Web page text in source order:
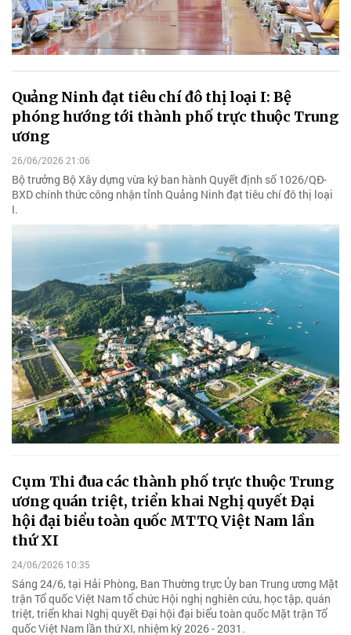
Quảng Ninh đạt tiêu chí đô thị loại I: Bệ
phóng hướng tới thành phố trực thuộc Trung
ương
26/06/2026 21:06
Bộ trưởng Bộ Xây dựng vừa ký ban hành Quyết định số 1026/QĐ-
BXD chính thức công nhận tỉnh Quảng Ninh đạt tiêu chí đô thị loại
I.
Cụm Thi đua các thành phố trực thuộc Trung
ương quán triệt, triển khai Nghị quyết Đại
hội đại biểu toàn quốc MTTQ Việt Nam lần
thứ XI
24/06/2026 10:35
Sáng 24/6, tại Hải Phòng, Ban Thường trực Ủy ban Trung ương Mặt
trận Tổ quốc Việt Nam tổ chức Hội nghị nghiên cứu, học tập, quán
triệt, triển khai Nghị quyết Đại hội đại biểu toàn quốc Mặt trận Tổ
quốc Việt Nam lần thứ XI, nhiệm kỳ 2026 - 2031.